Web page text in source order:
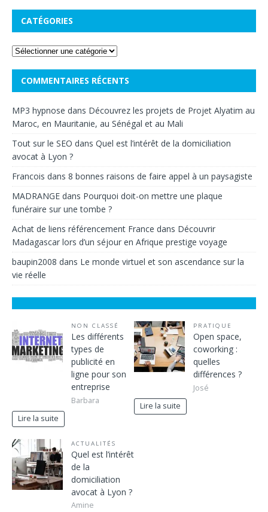
CATÉGORIES
COMMENTAIRES RÉCENTS
MP3 hypnose dans Découvrez les projets de Projet Alyatim au
Maroc, en Mauritanie, au Sénégal et au Mali
Tout sur le SEO dans Quel est l’intérêt de la domiciliation
avocat à Lyon ?
Francois dans 8 bonnes raisons de faire appel à un paysagiste
MADRANGE dans Pourquoi doit-on mettre une plaque
funéraire sur une tombe ?
Achat de liens référencement France dans Découvrir
Madagascar lors d’un séjour en Afrique prestige voyage
baupin2008 dans Le monde virtuel et son ascendance sur la
vie réelle
NON CLASSÉ
Les différents
types de
publicité en
ligne pour son
entreprise
Barbara
Lire la suite
PRATIQUE
Open space,
coworking :
quelles
différences ?
José
Lire la suite
ACTUALITÉS
Quel est l’intérêt
de la
domiciliation
avocat à Lyon ?
Amine